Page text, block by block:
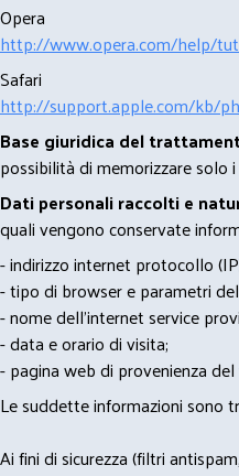
Opera
http://www.opera.com/help/
Safari
http://support.apple.com/kb/
Base giuridica del
possibilità di memorizzare solo
Dati personali raccolti e
quali vengono conservate
- indirizzo internet protocollo
- tipo di browser e parametri
- nome dell'internet service
- data e orario di visita;
- pagina web di provenienza
Le suddette informazioni sono
Ai fini di sicurezza (filtri